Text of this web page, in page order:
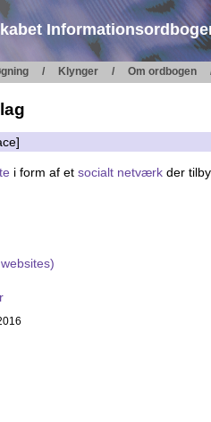
Klynger Om ordbogen
i form af et socialt netværk der